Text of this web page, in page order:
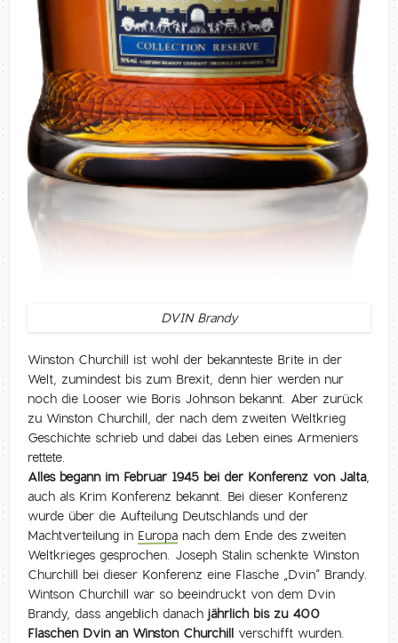
DVIN Brandy
Winston Churchill ist wohl der bekannteste Brite in der
Welt, zumindest bis zum Brexit, denn hier werden nur
noch die Looser wie Boris Johnson bekannt. Aber zurück
zu Winston Churchill, der nach dem zweiten Weltkrieg
Geschichte schrieb und dabei das Leben eines Armeniers
rettete.
Alles begann im Februar 1945 bei der Konferenz von Jalta,
auch als Krim Konferenz bekannt. Bei dieser Konferenz
wurde über die Aufteilung Deutschlands und der
Machtverteilung in Europa nach dem Ende des zweiten
Weltkrieges gesprochen. Joseph Stalin schenkte Winston
Churchill bei dieser Konferenz eine Flasche „Dvin“ Brandy.
Wintson Churchill war so beeindruckt von dem Dvin
Brandy, dass angeblich danachjährlich bis zu 400
Flaschen Dvin an Winston Churchill
verschifft wurden.